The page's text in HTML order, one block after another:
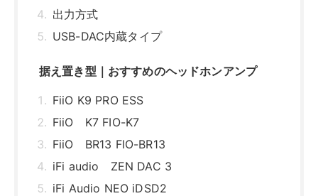
出力方式
USB-DAC内蔵タイプ
据え置き型｜おすすめのヘッドホンアンプ
FiiO K9 PRO ESS
FiiO K7 FIO-K7
FiiO BR13 FIO-BR13
iFi audio ZEN DAC 3
iFi Audio NEO iDSD2